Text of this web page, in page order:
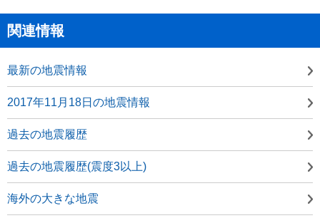
関連情報
最新の地震情報
2017年11月18日の地震情報
過去の地震履歴
過去の地震履歴(震度3以上)
海外の大きな地震